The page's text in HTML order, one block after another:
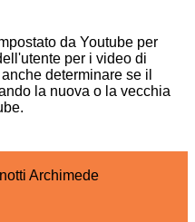
da Youtube per
per i video di
determinare se il
la nuova o la vecchia
Archimede